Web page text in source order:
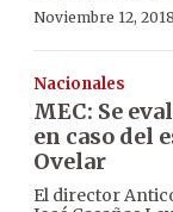
Noviembre 12,
Nacionales
MEC: Se
en caso del
Ovelar
El director